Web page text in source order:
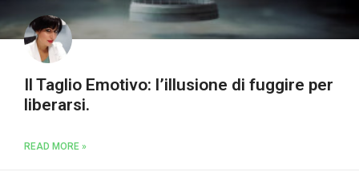
Il Taglio Emotivo: l’illusione di fuggire per
liberarsi.
READ MORE »